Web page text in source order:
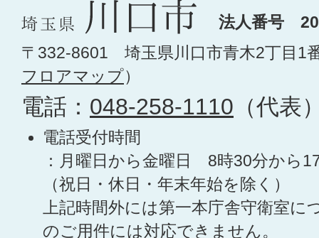
法人番号
〒332-8601 埼玉県川口市青木2丁目1
フロアマップ）
電話： 048-258-1110 （代表
電話受付時間
：月曜日から金曜日 8時30分から
（祝日・休日・年末年始を除く）
上記時間外には第一本庁舎守衛室に
のご用件には対応できません。